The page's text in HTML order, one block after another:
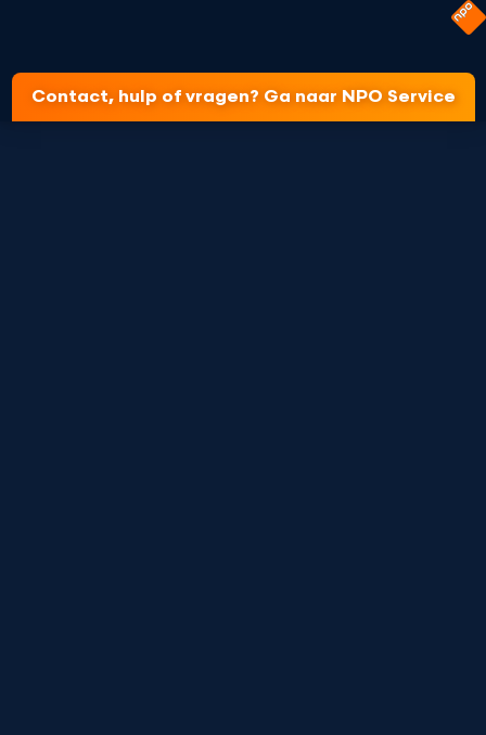
Contact, hulp of vragen? Ga naar NPO Service